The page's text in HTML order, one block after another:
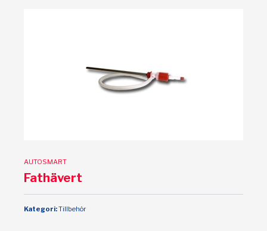
AUTOSMART
Fathävert
Kategori:Tillbehör